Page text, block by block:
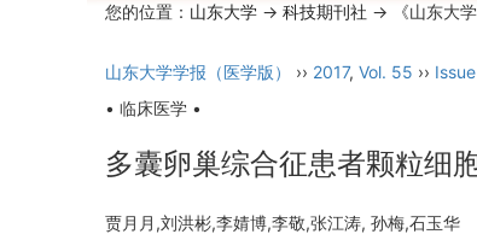
您的位置： 山东大学 -> 科技期刊社 -> 《山东大
山东大学学报（医学版） ›› 2017, Vol. 55 ››
• 临床医学 •
多囊卵巢综合征患者颗粒细
贾月月,刘洪彬,李婧博,李敬,张江涛, 孙梅,石玉华